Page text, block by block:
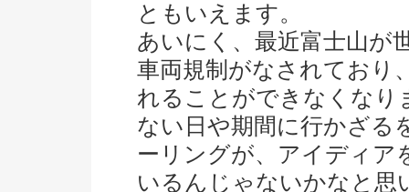
ともいえます。
あいにく、最近富士山が
車両規制がなされており
れることができなくなり
ない日や期間に行かざる
ーリングが、アイディア
いるんじゃないかなと思